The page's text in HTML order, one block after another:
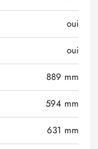
oui
oui
889 mm
594 mm
631 mm